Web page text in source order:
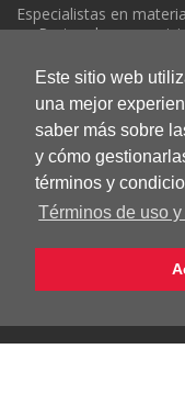
Este sitio web
una mejor
saber más sobre
y cómo
términos y
Términos de uso
Especialistas en
en Portugal y un
( +351) 918816191
geral@run.pt
RUN.PT
CATEGORIAS
APOIO AO CLIENTE
© 2026 RUN |